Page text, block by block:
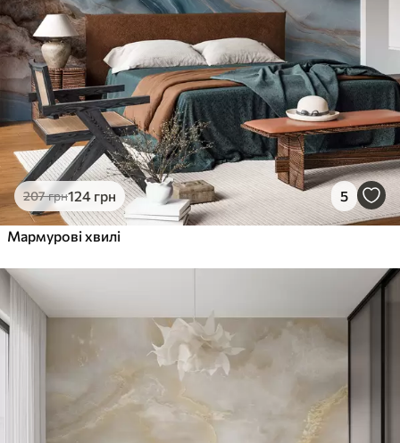
207грн124 грн 5
Мармурові хвилі